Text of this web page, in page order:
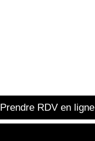
Prendre RDV en ligne